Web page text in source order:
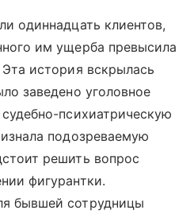
одиннадцать клиентов,
им ущерба превысила
история вскрылась
заведено уголовное
психиатрическую
подозреваемую
решить вопрос
фигурантки.
бывшей сотрудницы